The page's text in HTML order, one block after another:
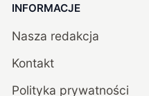
INFORMACJE
Nasza redakcja
Kontakt
Polityka prywatności